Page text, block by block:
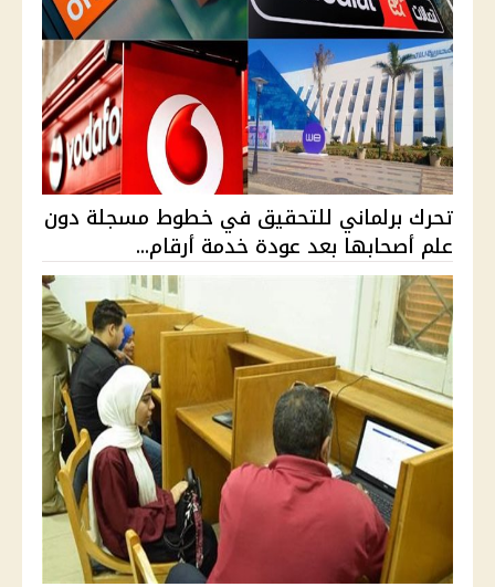
تحرك برلماني للتحقيق في خطوط مسجلة دون
علم أصحابها بعد عودة خدمة أرقام...